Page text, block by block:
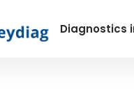
Diagnostics